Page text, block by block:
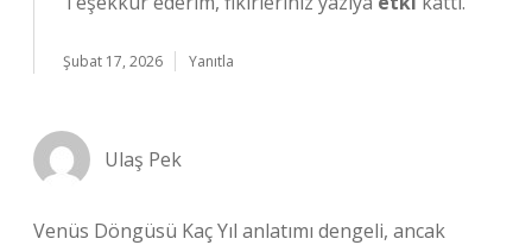
Şubat 17, 2026 Yanıtla
Ulaş Pek
Venüs Döngüsü Kaç Yıl anlatımı dengeli, ancak